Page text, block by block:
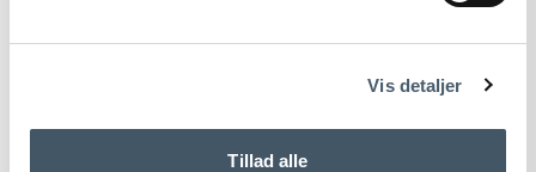
Vis detaljer
Tillad alle